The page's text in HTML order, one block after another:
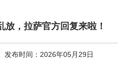
放，拉萨官方回复来啦！
发布时间：2026年05月29日